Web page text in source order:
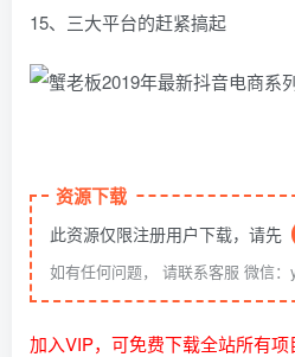
15、三大平台的赶紧搞起
资源下载
此资源仅限注册用户下载，请先
如有任何问题， 请联系客服 微信：
加入VIP，可免费下载全站所有